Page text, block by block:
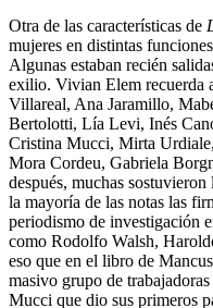
Otra de las características de
mujeres en distintas
Algunas estaban recién
exilio. Vivian Elem recuerda
Villareal, Ana Jaramillo,
Bertolotti, Lía Levi, Inés
Cristina Mucci, Mirta
Mora Cordeu, Gabriela
después, muchas
la mayoría de las notas las
periodismo de investigación
como Rodolfo Walsh,
eso que en el libro de
masivo grupo de
Mucci que dio sus primeros